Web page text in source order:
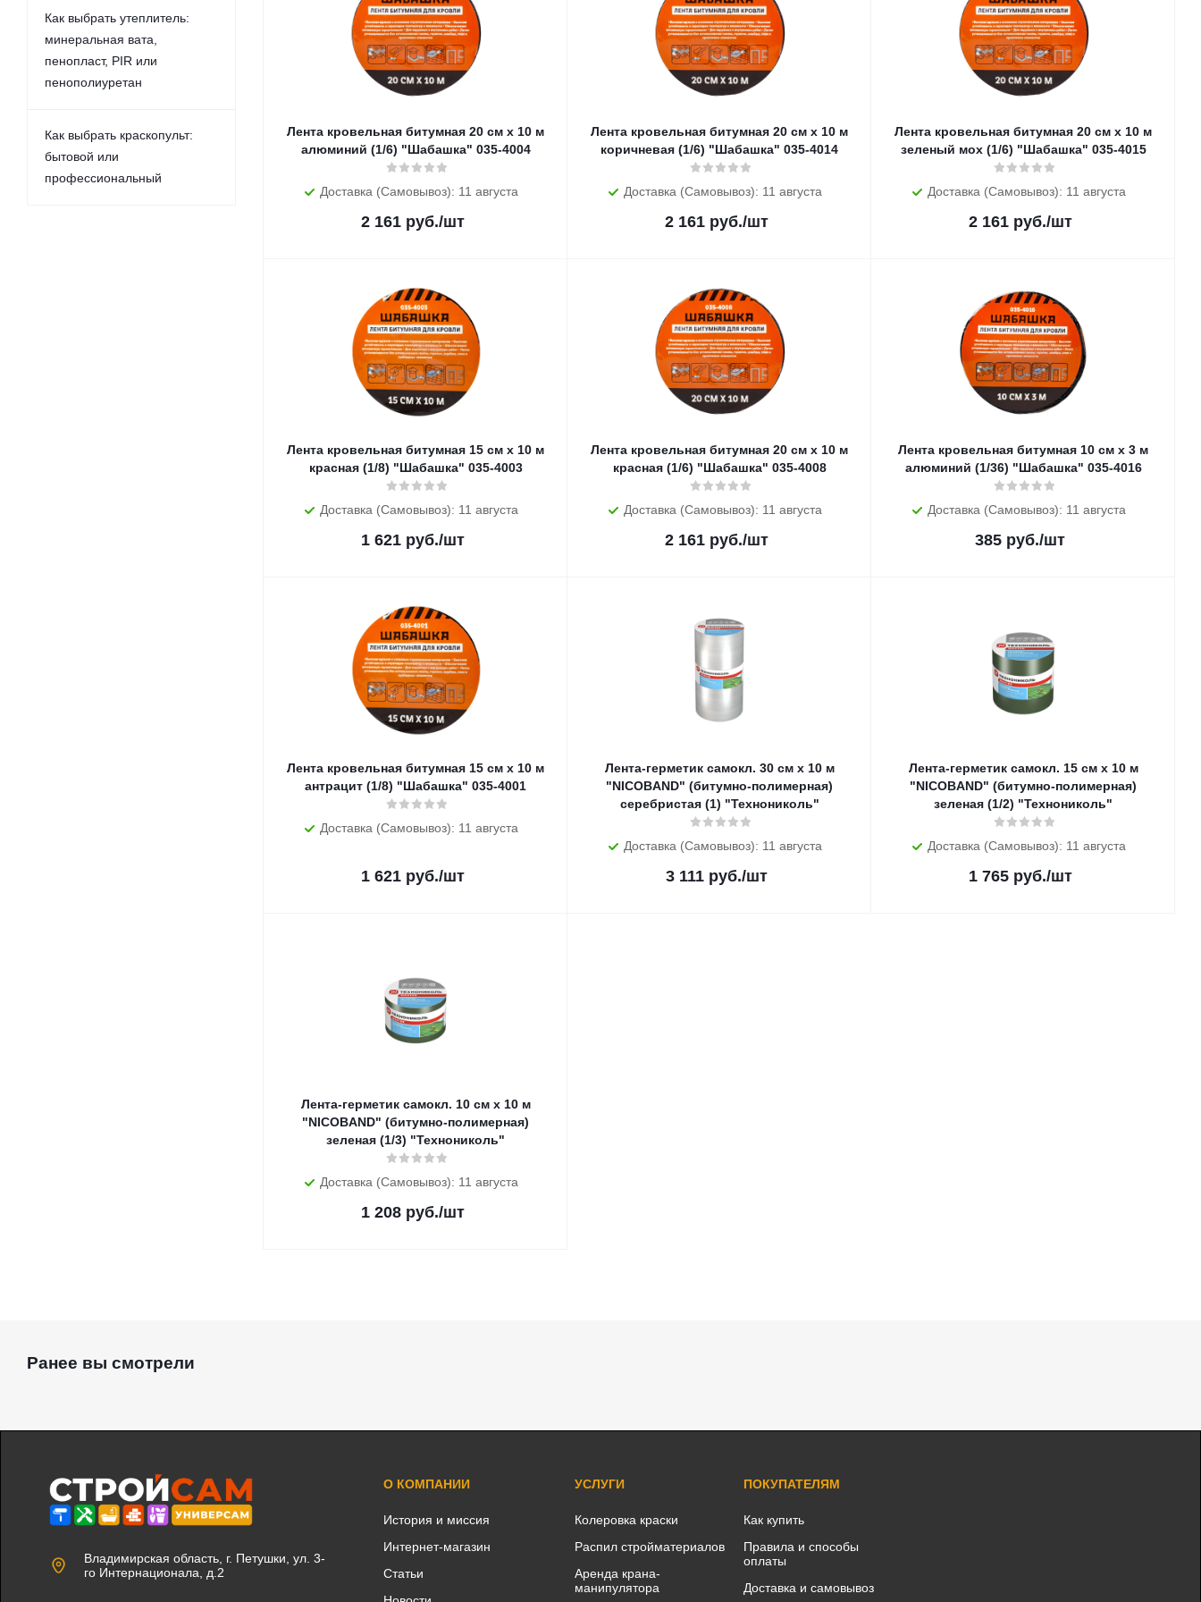
Лента кровельная битумная 20 см х 10 м
алюминий (1/6) "Шабашка" 035-4004
Доставка (Самовывоз): 11 августа
2 161руб./шт
Лента кровельная битумная 20 см х 10 м
коричневая (1/6) "Шабашка" 035-4014
Доставка (Самовывоз): 11 августа
2 161руб./шт
Лента кровельная битумная 20 см х 10 м
зеленый мох (1/6) "Шабашка" 035-4015
Доставка (Самовывоз): 11 августа
2 161руб./шт
Лента кровельная битумная 15 см х 10 м
красная (1/8) "Шабашка" 035-4003
Доставка (Самовывоз): 11 августа
1 621руб./шт
Лента кровельная битумная 20 см х 10 м
красная (1/6) "Шабашка" 035-4008
Доставка (Самовывоз): 11 августа
2 161руб./шт
Лента кровельная битумная 10 см х 3 м
алюминий (1/36) "Шабашка" 035-4016
Доставка (Самовывоз): 11 августа
385 руб./шт
Лента кровельная битумная 15 см х 10 м
антрацит (1/8) "Шабашка" 035-4001
Доставка (Самовывоз): 11 августа
1 621руб./шт
Лента-герметик самокл. 30 см х 10 м
"NICOBAND" (битумно-полимерная)
серебристая (1) "Технониколь"
Доставка (Самовывоз): 11 августа
3 111руб./шт
Лента-герметик самокл. 15 см х 10 м
"NICOBAND" (битумно-полимерная)
зеленая (1/2) "Технониколь"
Доставка (Самовывоз): 11 августа
1 765руб./шт
Лента-герметик самокл. 10 см х 10 м
"NICOBAND" (битумно-полимерная)
зеленая (1/3) "Технониколь"
Доставка (Самовывоз): 11 августа
1 208руб./шт
Как выбрать утеплитель:
минеральная вата,
пенопласт, PIR или
пенополиуретан
Как выбрать краскопульт:
бытовой или
профессиональный
Ранее вы смотрели
Владимирская область, г. Петушки, ул. 3-
го Интернационала, д.2
О КОМПАНИИ
История и миссия
Интернет-магазин
Статьи
УСЛУГИ
Колеровка краски
Распил стройматериалов
Аренда крана-
манипулятора
ПОКУПАТЕЛЯМ
Как купить
Правила и способы
оплаты
Доставка и самовывоз